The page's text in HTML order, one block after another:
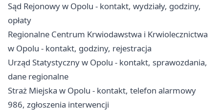
Sąd Rejonowy w Opolu - kontakt, wydziały, godziny,
opłaty
Regionalne Centrum Krwiodawstwa i Krwiolecznictwa
w Opolu - kontakt, godziny, rejestracja
Urząd Statystyczny w Opolu - kontakt, sprawozdania,
dane regionalne
Straż Miejska w Opolu - kontakt, telefon alarmowy
986, zgłoszenia interwencji